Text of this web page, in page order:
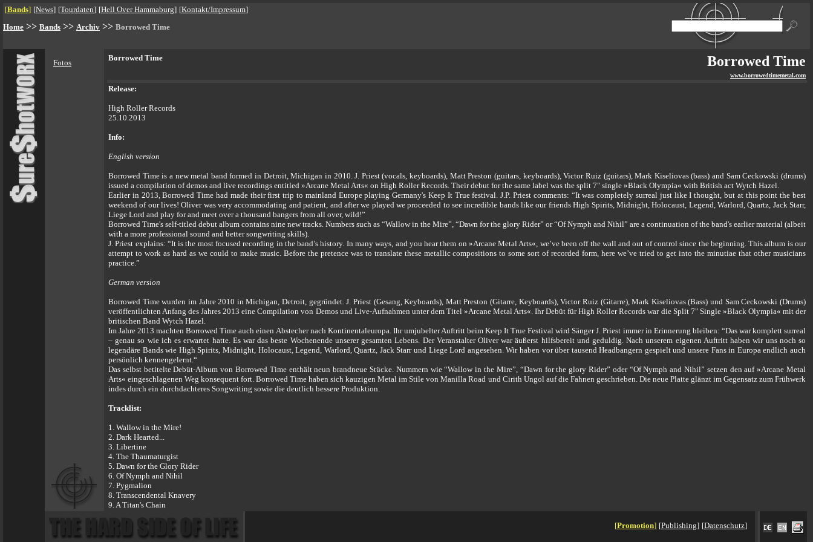
[Bands] [News] [Tourdaten] [Hell Over Hammaburg] [Kontakt/Impressum]
Home >> Bands >> Archiv >> Borrowed Time
Fotos
Borrowed Time Borrowed Time
www.borrowedtimemetal.com
Release:
High Roller Records
25.10.2013
Info:
English version
Borrowed Time is a new metal band formed in Detroit, Michigan in 2010. J. Priest (vocals, keyboards), Matt Preston (guitars, keyboards), Victor Ruiz (guitars), Mark Kiseliovas (bass) and Sam Ceckowski (drums)
issued a compilation of demos and live recordings entitled »Arcane Metal Arts« on High Roller Records. Their debut for the same label was the split 7" single »Black Olympia« with British act Wytch Hazel.
Earlier in 2013, Borrowed Time had made their first trip to mainland Europe playing Germany's Keep It True festival. J.P. Priest comments: “It was completely surreal just like I thought, but at this point the best
weekend of our lives! Oliver was very accommodating and patient, and after we played we proceeded to see incredible bands like our friends High Spirits, Midnight, Holocaust, Legend, Warlord, Quartz, Jack Starr,
Liege Lord and play for and meet over a thousand bangers from all over, wild!”
Borrowed Time's self-titled debut album contains nine new tracks. Numbers such as “Wallow in the Mire”, “Dawn for the glory Rider” or “Of Nymph and Nihil” are a continuation of the band's earlier material (albeit
with a more professional sound and better songwriting skills).
J. Priest explains: “It is the most focused recording in the band’s history. In many ways, and you hear them on »Arcane Metal Arts«, we’ve been off the wall and out of control since the beginning. This album is our
attempt to work as hard as we could to make music. Before the pretence was to translate these metallic compositions to some sort of recorded form, here we’ve tried to get into the minutiae that other musicians
practice.”
German version
Borrowed Time wurden im Jahre 2010 in Michigan, Detroit, gegründet. J. Priest (Gesang, Keyboards), Matt Preston (Gitarre, Keyboards), Victor Ruiz (Gitarre), Mark Kiseliovas (Bass) und Sam Ceckowski (Drums)
veröffentlichten Anfang des Jahres 2013 eine Compilation von Demos und Live-Aufnahmen unter dem Titel »Arcane Metal Arts«. Ihr Debüt für High Roller Records war die Split 7" Single »Black Olympia« mit der
britischen Band Wytch Hazel.
Im Jahre 2013 machten Borrowed Time auch einen Abstecher nach Kontinentaleuropa. Ihr umjubelter Auftritt beim Keep It True Festival wird Sänger J. Priest immer in Erinnerung bleiben: “Das war komplett surreal
– genau so wie ich es erwartet hatte. Es war das beste Wochenende unserer gesamten Lebens. Der Veranstalter Oliver war äußerst hilfsbereit und geduldig. Nach unserem eigenen Auftritt haben wir uns noch so
legendäre Bands wie High Spirits, Midnight, Holocaust, Legend, Warlord, Quartz, Jack Starr und Liege Lord angesehen. Wir haben vor über tausend Headbangern gespielt und unsere Fans in Europa endlich auch
persönlich kennengelernt.“
Das selbst betitelte Debüt-Album von Borrowed Time enthält neun brandneue Stücke. Nummern wie “Wallow in the Mire”, “Dawn for the glory Rider” oder “Of Nymph and Nihil” setzen den auf »Arcane Metal
Arts« eingeschlagenen Weg konsequent fort. Borrowed Time haben sich kauzigen Metal im Stile von Manilla Road und Cirith Ungol auf die Fahnen geschrieben. Die neue Platte glänzt im Gegensatz zum Frühwerk
indes durch ein durchdachteres Songwriting sowie die deutlich bessere Produktion.
Tracklist:
1. Wallow in the Mire!
2. Dark Hearted...
3. Libertine
4. The Thaumaturgist
5. Dawn for the Glory Rider
6. Of Nymph and Nihil
7. Pygmalion
8. Transcendental Knavery
9. A Titan's Chain
[Promotion] [Publishing] [Datenschutz]